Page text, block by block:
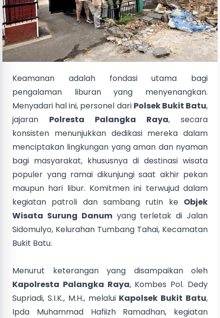
Keamanan adalah fondasi utama bagi
pengalaman liburan yang menyenangkan.
Menyadari hal ini, personel dari Polsek Bukit Batu,
jajaran Polresta Palangka Raya, secara
konsisten menunjukkan dedikasi mereka dalam
menciptakan lingkungan yang aman dan nyaman
bagi masyarakat, khususnya di destinasi wisata
populer yang ramai dikunjungi saat akhir pekan
maupun hari libur. Komitmen ini terwujud dalam
kegiatan patroli dan sambang rutin ke Objek
Wisata Surung Danumyang terletak di Jalan
Sidomulyo, Kelurahan Tumbang Tahai, Kecamatan
Bukit Batu.
Menurut keterangan yang disampaikan oleh
Kapolresta Palangka Raya, Kombes Pol. Dedy
Supriadi, S.I.K., M.H., melalui Kapolsek Bukit Batu,
Ipda Muhammad Hafiizh Ramadhan, kegiatan